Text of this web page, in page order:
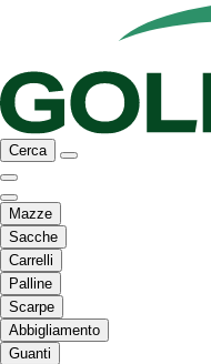
Cerca
Mazze
Sacche
Carrelli
Palline
Scarpe
Abbigliamento
Guanti